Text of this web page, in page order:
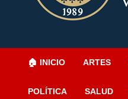
🏠 INICIO ARTES
POLÍTICA SALUD